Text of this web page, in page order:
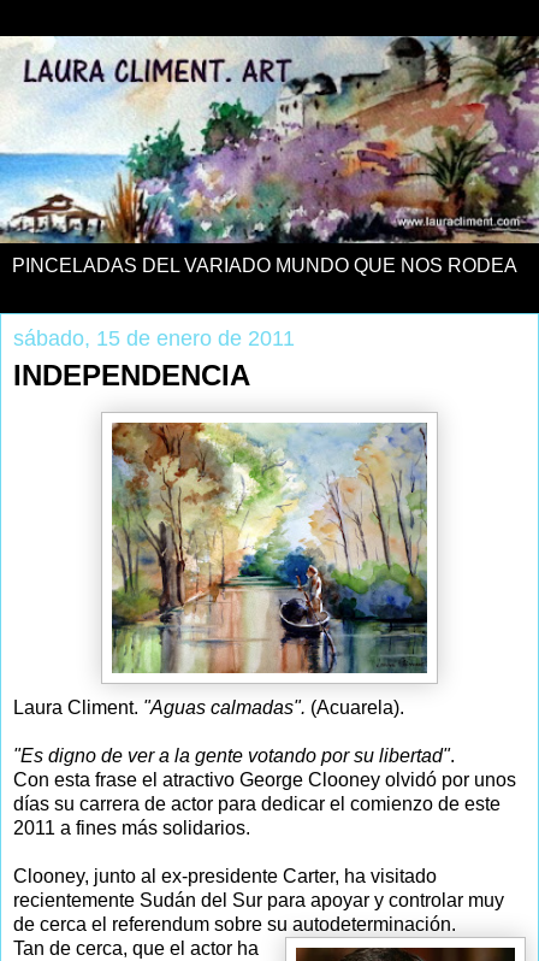
PINCELADAS DEL VARIADO MUNDO QUE NOS RODEA
sábado, 15 de enero de 2011
INDEPENDENCIA
Laura Climent. "Aguas calmadas". (Acuarela).
"Es digno de ver a la gente votando por su libertad".
Con esta frase el atractivo George Clooney olvidó por unos
días su carrera de actor para dedicar el comienzo de este
2011 a fines más solidarios.
Clooney, junto al ex-presidente Carter, ha visitado
recientemente Sudán del Sur para apoyar y controlar muy
de cerca el referendum sobre su autodeterminación.
Tan de cerca, que el actor ha